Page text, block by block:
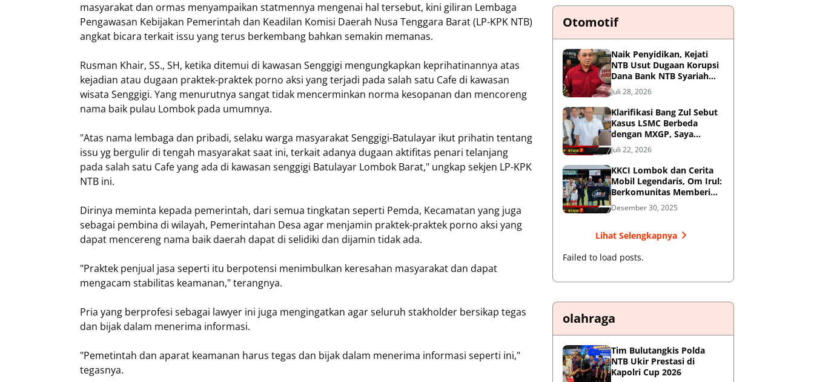
masyarakat dan ormas menyampaikan statmennya mengenai hal tersebut, kini giliran Lembaga
Pengawasan Kebijakan Pemerintah dan Keadilan Komisi Daerah Nusa Tenggara Barat (LP-KPK NTB)
angkat bicara terkait issu yang terus berkembang bahkan semakin memanas.
Rusman Khair, SS., SH, ketika ditemui di kawasan Senggigi mengungkapkan keprihatinannya atas
kejadian atau dugaan praktek-praktek porno aksi yang terjadi pada salah satu Cafe di kawasan
wisata Senggigi. Yang menurutnya sangat tidak mencerminkan norma kesopanan dan mencoreng
nama baik pulau Lombok pada umumnya.
"Atas nama lembaga dan pribadi, selaku warga masyarakat Senggigi-Batulayar ikut prihatin tentang
issu yg bergulir di tengah masyarakat saat ini, terkait adanya dugaan aktifitas penari telanjang
pada salah satu Cafe yang ada di kawasan senggigi Batulayar Lombok Barat," ungkap sekjen LP-KPK
NTB ini.
Dirinya meminta kepada pemerintah, dari semua tingkatan seperti Pemda, Kecamatan yang juga
sebagai pembina di wilayah, Pemerintahan Desa agar menjamin praktek-praktek porno aksi yang
dapat mencereng nama baik daerah dapat di selidiki dan dijamin tidak ada.
"Praktek penjual jasa seperti itu berpotensi menimbulkan keresahan masyarakat dan dapat
mengacam stabilitas keamanan," terangnya.
Pria yang berprofesi sebagai lawyer ini juga mengingatkan agar seluruh stakholder bersikap tegas
dan bijak dalam menerima informasi.
"Pemetintah dan aparat keamanan harus tegas dan bijak dalam menerima informasi seperti ini,"
tegasnya.
Otomotif
Naik Penyidikan, Kejati
NTB Usut Dugaan Korupsi
Dana Bank NTB Syariah
untuk MXGP 2023
Juli 28, 2026
Klarifikasi Bang Zul Sebut
Kasus LSMC Berbeda
dengan MXGP, Saya
Dipanggil Sebagai Saksi
Juli 22, 2026
KKCI Lombok dan Cerita
Mobil Legendaris, Om Irul:
Berkomunitas Memberi
Manfaat dan Membangun
Imej Positif
Desember 30, 2025
Lihat Selengkapnya
Failed to load posts.
olahraga
Tim Bulutangkis Polda
NTB Ukir Prestasi di
Kapolri Cup 2026